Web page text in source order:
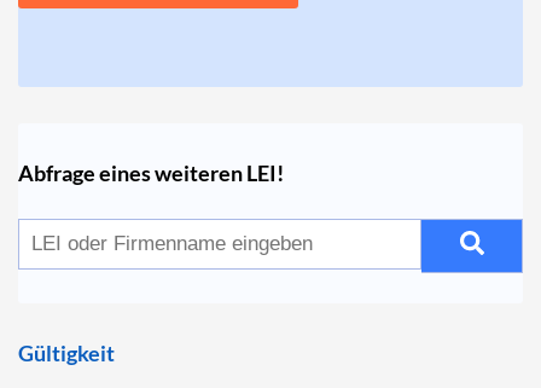
Abfrage eines weiteren LEI!
Gültigkeit